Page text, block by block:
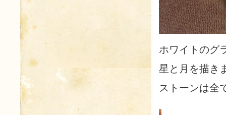
ホワイトのグ
星と月を描き
ストーンは全